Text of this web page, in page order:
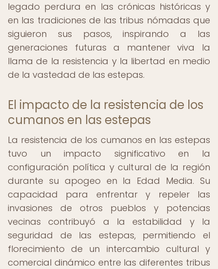
legado perdura en las crónicas históricas y
en las tradiciones de las tribus nómadas que
siguieron sus pasos, inspirando a las
generaciones futuras a mantener viva la
llama de la resistencia y la libertad en medio
de la vastedad de las estepas.
El impacto de la resistencia de los
cumanos en las estepas
La resistencia de los cumanos en las estepas
tuvo un impacto significativo en la
configuración política y cultural de la región
durante su apogeo en la Edad Media. Su
capacidad para enfrentar y repeler las
invasiones de otros pueblos y potencias
vecinas contribuyó a la estabilidad y la
seguridad de las estepas, permitiendo el
florecimiento de un intercambio cultural y
comercial dinámico entre las diferentes tribus